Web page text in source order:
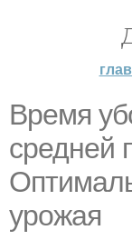
Время
средней
урожая